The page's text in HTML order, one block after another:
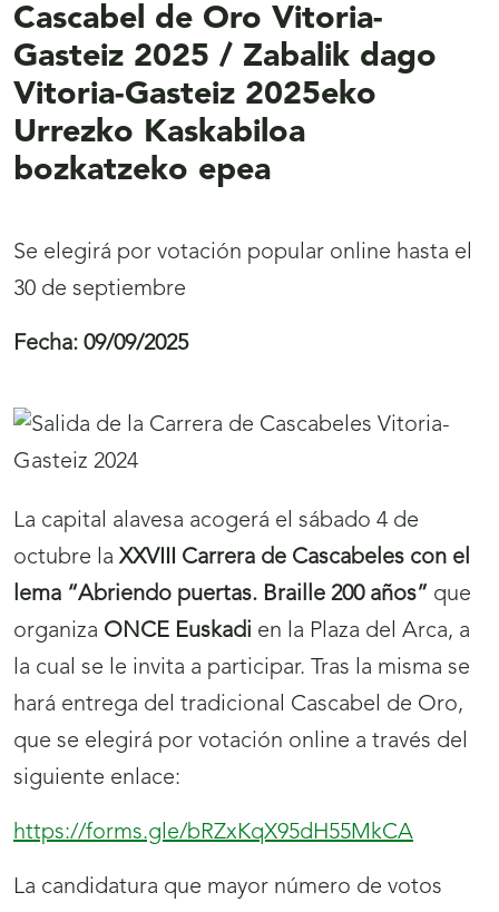
Cascabel de Oro Vitoria-
Gasteiz 2025 / Zabalik dago
Vitoria-Gasteiz 2025eko
Urrezko Kaskabiloa
bozkatzeko epea
Se elegirá por votación popular online hasta el
30 de septiembre
Fecha: 09/09/2025
La capital alavesa acogerá el sábado 4 de
octubre la XXVIII Carrera de Cascabeles con el
lema “Abriendo puertas. Braille 200 años” que
organiza ONCE Euskadi en la Plaza del Arca, a
la cual se le invita a participar. Tras la misma se
hará entrega del tradicional Cascabel de Oro,
que se elegirá por votación online a través del
siguiente enlace:
https://forms.gle/bRZxKqX95dH55MkCA
La candidatura que mayor número de votos